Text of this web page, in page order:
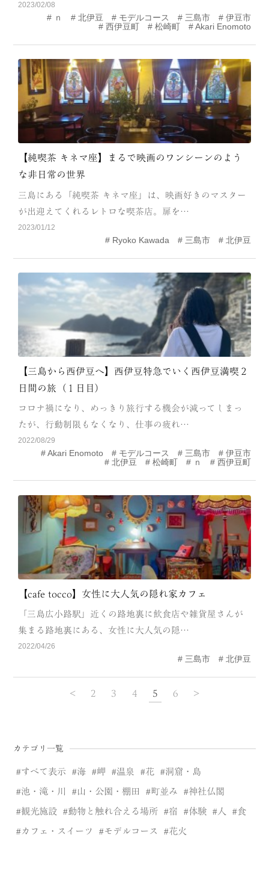
2023/02/08
ｎ 北伊豆 モデルコース 三島市
伊豆市
西伊豆町
松崎町 Akari Enomoto
【純喫茶 キネマ座】まるで映画のワンシーンのよう
な非日常の世界
三島にある「純喫茶 キネマ座」は、映画好きのマスター
が出迎えてくれるレトロな喫茶店。扉を…
2023/01/12
Ryoko Kawada 三島市 北伊豆
【三島から西伊豆へ】西伊豆特急でいく西伊豆満喫２
日間の旅（１日目）
コロナ禍になり、めっきり旅行する機会が減ってしまっ
たが、行動制限もなくなり、仕事の疲れ…
2022/08/29
Akari Enomoto モデルコース 三島市
伊豆市
北伊豆
松崎町 ｎ 西伊豆町
【cafe tocco】女性に大人気の隠れ家カフェ
「三島広小路駅」近くの路地裏に飲食店や雑貨屋さんが
集まる路地裏にある、女性に大人気の隠…
2022/04/26
三島市 北伊豆
< 2 3 4 5 6 >
カテゴリ一覧
すべて表示 海 岬 温泉 花 洞窟・島
池・滝・川 山・公園・棚田 町並み 神社仏閣
観光施設 動物と触れ合える場所 宿 体験 人 食
カフェ・スイーツ モデルコース 花火